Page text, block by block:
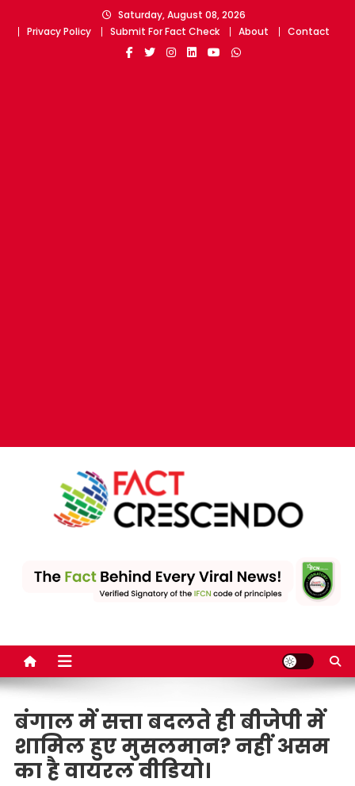
Saturday, August 08, 2026
Privacy Policy
Submit For Fact Check About Contact
leading fact-checking
बंगाल में सत्ता बदलते ही बीजेपी में
शामिल हुए मुसलमान? नहीं असम
का है वायरल वीडियो।